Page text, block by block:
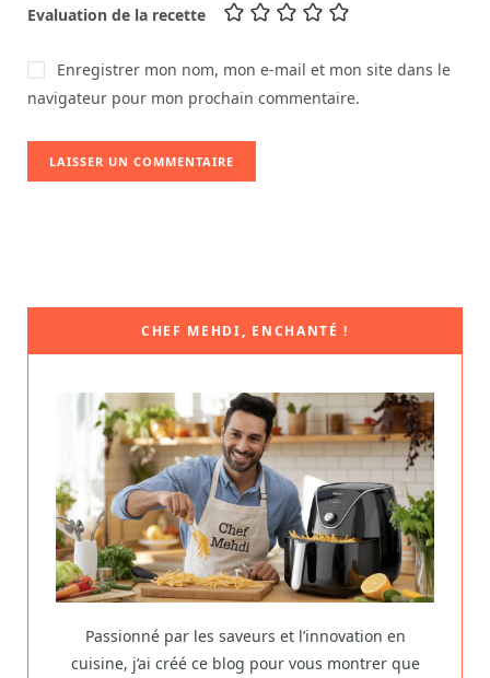
Evaluation de la recette
Enregistrer mon nom, mon e-mail et mon site dans le
navigateur pour mon prochain commentaire.
CHEF MEHDI, ENCHANTÉ !
Passionné par les saveurs et l’innovation en
cuisine, j’ai créé ce blog pour vous montrer que